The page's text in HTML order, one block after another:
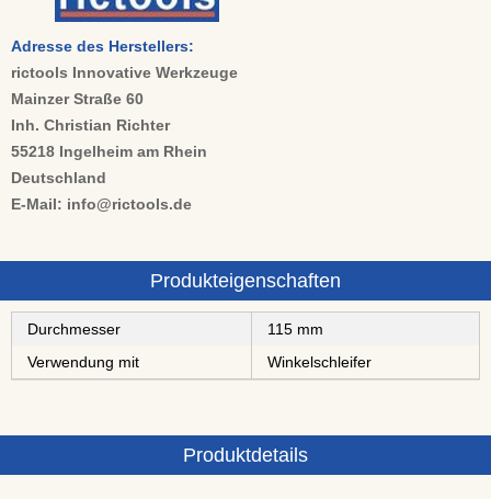
Adresse des Herstellers:
rictools Innovative Werkzeuge
Mainzer Straße 60
Inh. Christian Richter
55218 Ingelheim am Rhein
Deutschland
E-Mail: info@rictools.de
Produkteigenschaften
Durchmesser
115 mm
Verwendung mit
Winkelschleifer
Produktdetails